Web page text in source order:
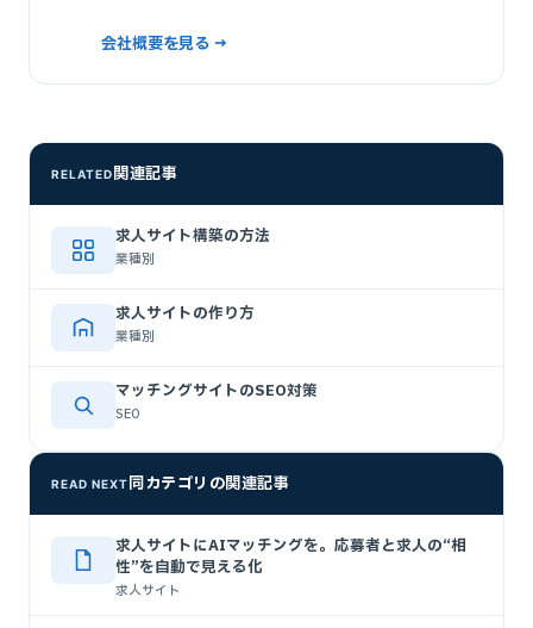
会社概要を見る →
RELATED関連記事
求人サイト構築の方法
業種別
求人サイトの作り方
業種別
マッチングサイトのSEO対策
SEO
READ NEXT同カテゴリの関連記事
求人サイトにAIマッチングを。応募者と求人の“相
性”を自動で見える化
求人サイト